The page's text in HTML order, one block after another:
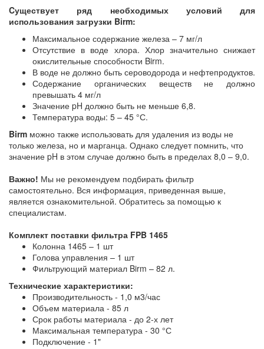
Cуществует ряд необходимых условий для
использования загрузки Birm:
Максимальное содержание железа – 7 мг/л
Отсутствие в воде хлора. Хлор значительно снижает
окислительные способности Birm.
В воде не должно быть сероводорода и нефтепродуктов.
Содержание органических веществ не должно
превышать 4 мг/л
Значение pH должно быть не меньше 6,8.
Температура воды: 5 – 45 °С.
Birm можно также использовать для удаления из воды не
только железа, но и марганца. Однако следует помнить, что
значение pH в этом случае должно быть в пределах 8,0 – 9,0.
Важно! Мы не рекомендуем подбирать фильтр
самостоятельно. Вся информация, приведенная выше,
является ознакомительной. Обратитесь за помощью к
специалистам.
Комплект поставки фильтра FPB 1465
Колонна 1465 – 1 шт
Голова управления – 1 шт
Фильтрующий материал Birm – 82 л.
Технические характеристики:
Производительность - 1,0 м3/час
Объем материала - 85 л
Срок работы материала - до 2-х лет
Максимальная температура - 30 °С
Подключение - 1"